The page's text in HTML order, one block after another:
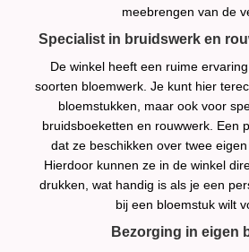
meebrengen van de
Specialist in bruidswerk en
De winkel heeft een ruime
soorten bloemwerk. Je kunt hier
bloemstukken, maar ook voor
bruidsboeketten en rouwwerk. Een
dat ze beschikken over twee eigen
Hierdoor kunnen ze in de winkel
drukken, wat handig is als je een
bij een bloemstuk wilt
Bezorging in eigen